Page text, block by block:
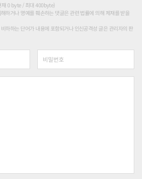
재 0 byte / 최대 400byte)
하거나 명예를 훼손하는 댓글은 관련 법률에 의해 제재를 받을
하하는 단어가 내용에 포함되거나 인신공격성 글은 관리자의 판